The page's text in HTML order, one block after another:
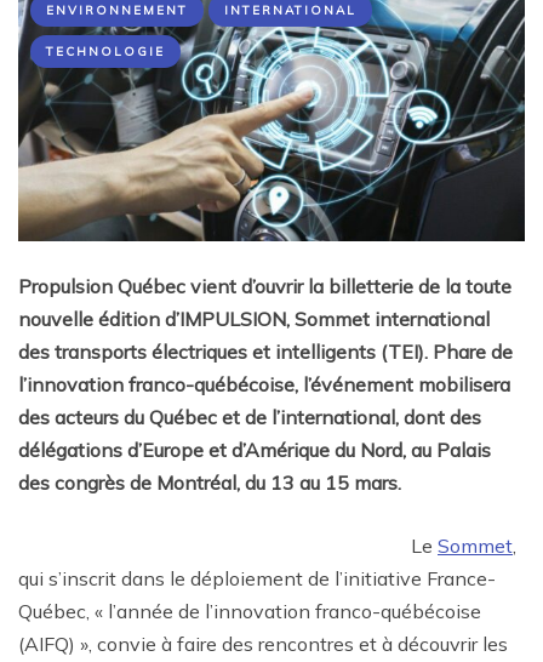
ENVIRONNEMENT INTERNATIONAL
TECHNOLOGIE
Propulsion Québec vient d’ouvrir la billetterie de la toute
nouvelle édition d’IMPULSION, Sommet international
des transports électriques et intelligents (TEI). Phare de
l’innovation franco-québécoise, l’événement mobilisera
des acteurs du Québec et de l’international, dont des
délégations d’Europe et d’Amérique du Nord, au Palais
des congrès de Montréal, du 13 au 15 mars.
Le Sommet
qui s’inscrit dans le déploiement de l’initiative France-
Québec, « l’année de l’innovation franco-québécoise
(AIFQ) », convie à faire des rencontres et à découvrir les